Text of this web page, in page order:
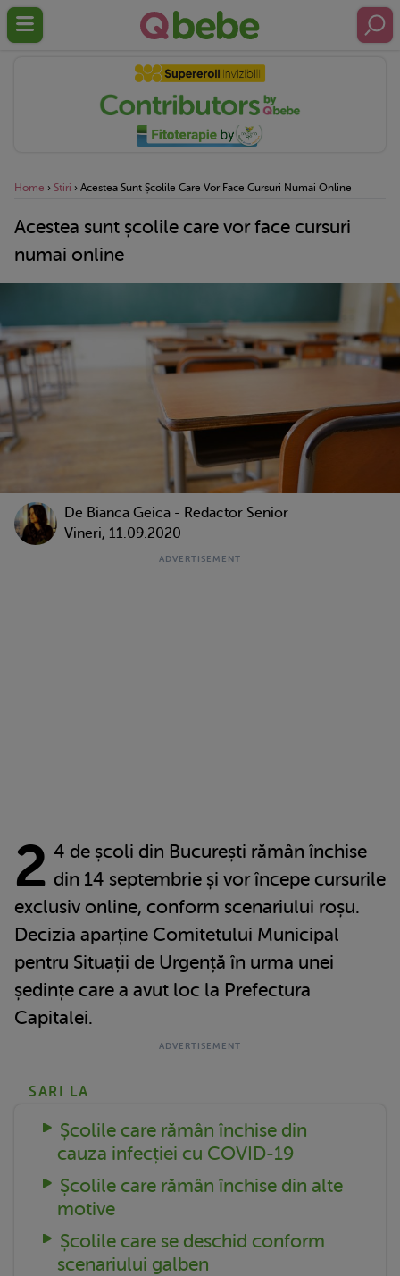
Home › Stiri › Acestea Sunt Școlile Care Vor Face Cursuri Numai Online
Acestea sunt școlile care vor face cursuri
numai online
De Bianca Geica - Redactor Senior
Vineri, 11.09.2020
2 4 de școli din București rămân închise
din 14 septembrie și vor începe cursurile
exclusiv online, conform scenariului roșu.
Decizia aparține Comitetului Municipal
pentru Situații de Urgență în urma unei
ședințe care a avut loc la Prefectura
Capitalei.
SARI LA
Școlile care rămân închise din
cauza infecției cu COVID-19
Școlile care rămân închise din alte
motive
Școlile care se deschid conform
scenariului galben